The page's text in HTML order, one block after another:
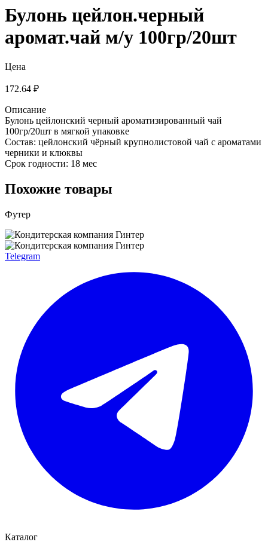
Булонь цейлон.черный
аромат.чай м/у 100гр/20шт
Цена
172.64 ₽
Описание
Булонь цейлонский черный ароматизированный чай
100гр/20шт в мягкой упаковке
Состав: цейлонский чёрный крупнолистовой чай с ароматами
черники и клюквы
Срок годности: 18 мес
Похожие товары
Футер
Telegram
Каталог